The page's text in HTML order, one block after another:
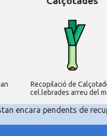
Recopilació de
cel.lebrades arreu del
encara pendents de